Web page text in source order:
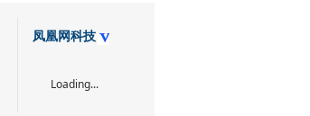
凤凰网科技
Loading...